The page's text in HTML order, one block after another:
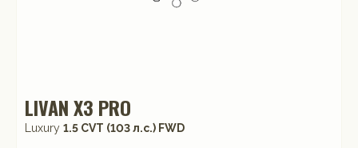
LIVAN X3 PRO
Luxury 1.5 CVT (103 л.с.) FWD